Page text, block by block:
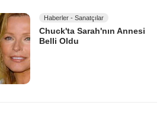
Haberler - Sanatçılar
Chuck'ta Sarah'nın Annesi
Belli Oldu